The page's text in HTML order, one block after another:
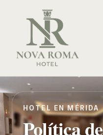
HOTEL EN MÉRIDA
Política